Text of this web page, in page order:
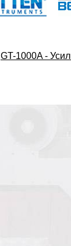
GT-1000A -